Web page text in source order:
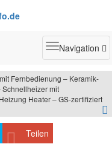
Toggle
Navigation
Fernbedienung – Keramik-
mit
Heater – GS-zertifiziert
Teilen